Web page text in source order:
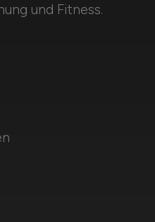
und Fitness.